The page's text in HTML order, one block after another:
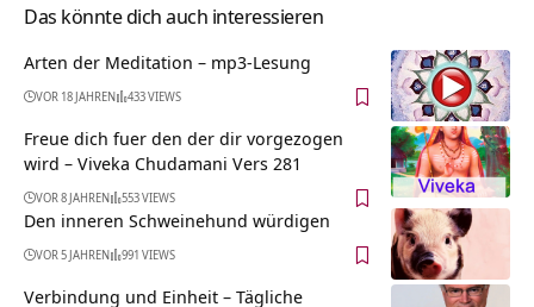
Das könnte dich auch interessieren
Arten der Meditation – mp3-Lesung
VOR 18 JAHREN 433 VIEWS
Freue dich fuer den der dir vorgezogen
wird – Viveka Chudamani Vers 281
VOR 8 JAHREN 553 VIEWS
Den inneren Schweinehund würdigen
VOR 5 JAHREN 991 VIEWS
Verbindung und Einheit – Tägliche